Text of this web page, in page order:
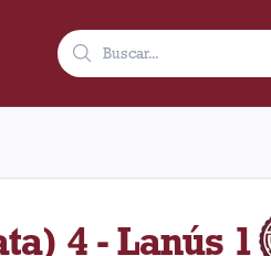
abril de 1933 como
4 - Lanús 1